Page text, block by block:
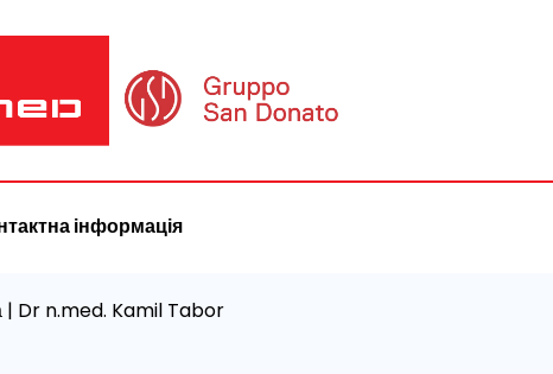
інформація
| Dr n.med. Kamil Tabor